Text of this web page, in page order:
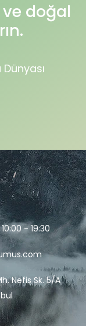
doğal
- 19:30
Nefis Sk. 5/A